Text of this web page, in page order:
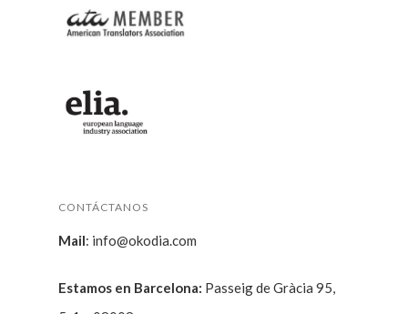
CONTÁCTANOS
Mail: info@okodia.com
Estamos en Barcelona: Passeig de Gràcia 95,